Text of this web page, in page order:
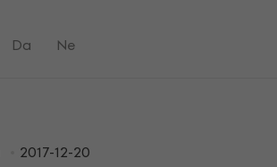
Da Ne
2017-12-20